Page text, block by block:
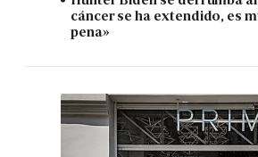
cáncer se ha extendido, es
pena»